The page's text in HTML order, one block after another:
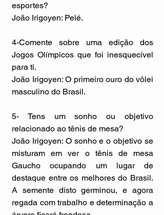
esportes?
João Irigoyen: Pelé.
4-Comente sobre uma edição dos
Jogos Olímpicos que foi inesquecível
para ti.
João Irigoyen: O primeiro ouro do vôlei
masculino do Brasil.
5- Tens um sonho ou objetivo
relacionado ao tênis de mesa?
João Irigoyen: O sonho e o objetivo se
misturam em ver o tênis de mesa
Gaucho ocupando um lugar de
destaque entre os melhores do Brasil.
A semente disto germinou, e agora
regada com trabalho e determinação a